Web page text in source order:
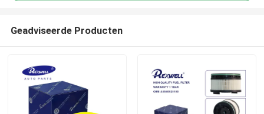
Geadviseerde Producten